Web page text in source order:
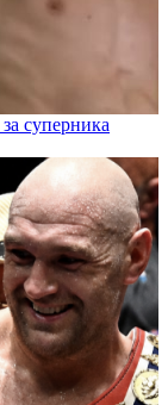
суперника